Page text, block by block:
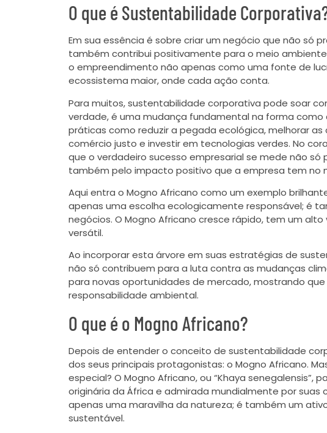
O que é Sustentabilidade
Em sua essência é sobre criar um negócio que não só
também contribui positivamente para o meio
o empreendimento não apenas como uma fonte de
ecossistema maior, onde cada ação conta.
Para muitos, sustentabilidade corporativa pode soar
verdade, é uma mudança fundamental na forma como
práticas como reduzir a pegada ecológica, melhorar
comércio justo e investir em tecnologias verdes. No
que o verdadeiro sucesso empresarial se mede não só
também pelo impacto positivo que a empresa tem no
Aqui entra o Mogno Africano como um exemplo
apenas uma escolha ecologicamente responsável; é
negócios. O Mogno Africano cresce rápido, tem um
versátil.
Ao incorporar esta árvore em suas estratégias de
não só contribuem para a luta contra as mudanças
para novas oportunidades de mercado, mostrando
responsabilidade ambiental.
O que é o Mogno Africano?
Depois de entender o conceito de sustentabilidade
dos seus principais protagonistas: o Mogno Africano.
especial? O Mogno Africano, ou “Khaya senegalensis”,
originária da África e admirada mundialmente por suas
apenas uma maravilha da natureza; é também um
sustentável.